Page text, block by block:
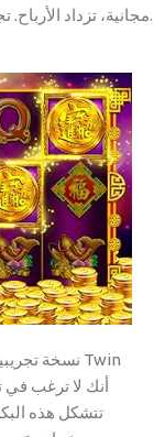
مجانية، تزداد الأرباح. تجذب هذه اللعبة المبتدئين والمحترفين على حد سواء.
تتشكل هذه